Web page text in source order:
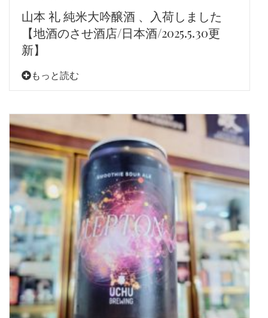
山本 礼 純米大吟醸酒 、入荷しました
【地酒のさせ酒店/日本酒/2025.5.30更
新】
もっと読む